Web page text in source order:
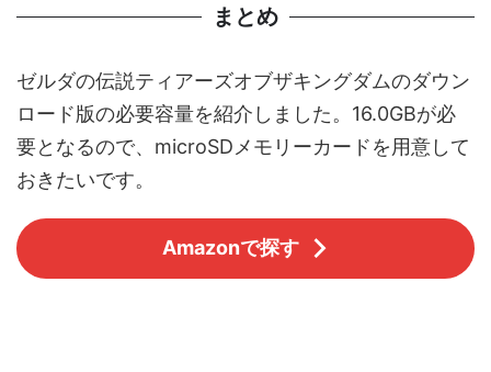
まとめ
ゼルダの伝説ティアーズオブザキングダムのダウン
ロード版の必要容量を紹介しました。16.0GBが必
要となるので、microSDメモリーカードを用意して
おきたいです。
Amazonで探す